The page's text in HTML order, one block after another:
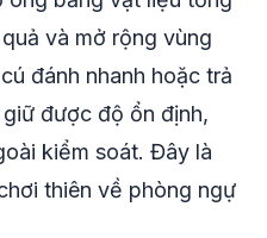
và mở rộng vùng
đánh nhanh hoặc trả
được độ ổn định,
kiểm soát. Đây là
thiên về phòng ngự